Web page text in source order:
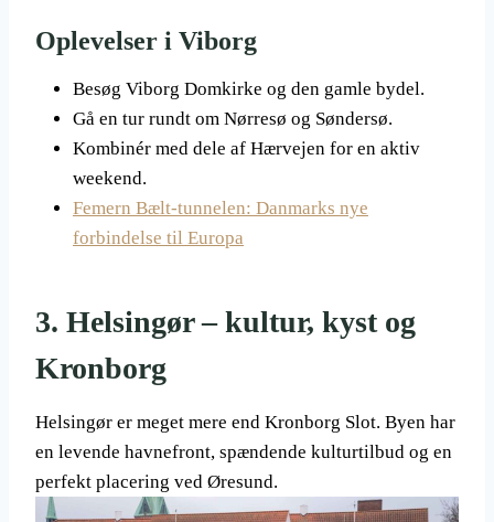
Oplevelser i Viborg
Besøg Viborg Domkirke og den gamle bydel.
Gå en tur rundt om Nørresø og Søndersø.
Kombinér med dele af Hærvejen for en aktiv
weekend.
Femern Bælt-tunnelen: Danmarks nye
forbindelse til Europa
3. Helsingør – kultur, kyst og
Kronborg
Helsingør er meget mere end Kronborg Slot. Byen har
en levende havnefront, spændende kulturtilbud og en
perfekt placering ved Øresund.